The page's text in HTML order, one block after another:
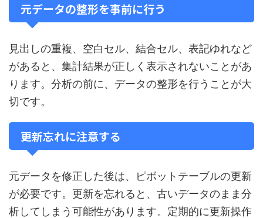
元データの整形を事前に行う
見出しの重複、空白セル、結合セル、表記ゆれなど
があると、集計結果が正しく表示されないことがあ
ります。分析の前に、データの整形を行うことが大
切です。
更新忘れに注意する
元データを修正した後は、ピボットテーブルの更新
が必要です。更新を忘れると、古いデータのまま分
析してしまう可能性があります。定期的に更新操作